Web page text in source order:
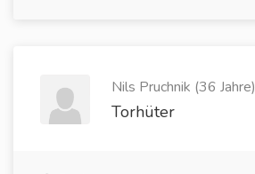
Nils Pruchnik (36 Jahre)
Torhüter